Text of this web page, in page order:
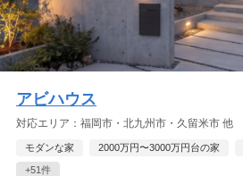
アビハウス
対応エリア：福岡市・北九州市・久留米市 他
モダンな家 2000万円〜3000万円台の家
+51件